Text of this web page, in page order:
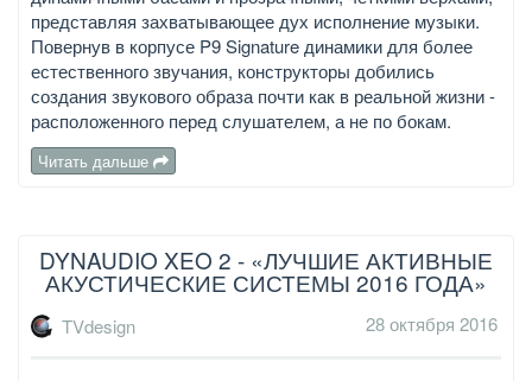
представляя захватывающее дух исполнение музыки.
Повернув в корпусе P9 Signature динамики для более
естественного звучания, конструкторы добились
создания звукового образа почти как в реальной жизни -
расположенного перед слушателем, а не по бокам.
Читать дальше
DYNAUDIO XEO 2 - «ЛУЧШИЕ АКТИВНЫЕ
АКУСТИЧЕСКИЕ СИСТЕМЫ 2016 ГОДА»
TVdesign 28 октября 2016